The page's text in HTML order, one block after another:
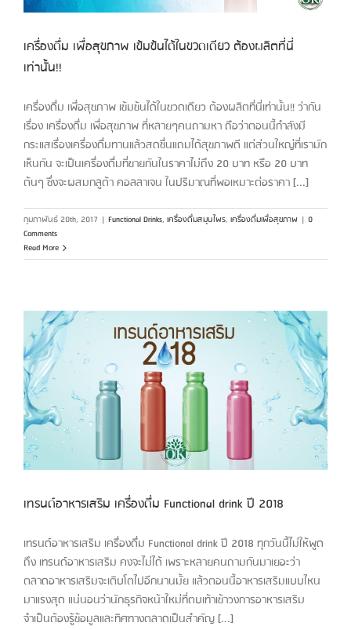
เครื่องดื่ม เพื่อสุขภาพ เข้มข้นได้ในขวดเดียว ต้องผลิตที่นี่
เท่านั้น!!
เครื่องดื่ม เพื่อสุขภาพ เข้มข้นได้ในขวดเดียว ต้องผลิตที่นี่เท่านั้น!! ว่ากัน
เรื่อง เครื่องดื่ม เพื่อสุขภาพ ที่หลายๆคนถามหา ถือว่าตอนนี้กำลังมี
กระแสเรื่องเครื่องดื่มทานแล้วสดชื่นแถมได้สุขภาพดี แต่ส่วนใหญ่ที่เรามัก
เห็นกัน จะเป็นเครื่องดื่มที่ขายกันในราคาไม่ถึง 20 บาท หรือ 20 บาท
ต้นๆ ซึ่งจะผสมกลูต้า คอลลาเจน ในปริมาณที่พอเหมาะต่อราคา [...]
กุมภาพันธ์ 20th, 2017 | Functional Drinks, เครื่องดื่มสมุนไพร, เครื่องดื่มเพื่อสุขภาพ | 0
Comments
Read More
เทรนด์อาหารเสริม เครื่องดื่ม Functional drink ปี 2018
เทรนด์อาหารเสริม เครื่องดื่ม Functional drink ปี 2018 ทุกวันนี้ไม่ให้พูด
ถึง เทรนด์อาหารเสริม คงจะไม่ได้ เพราะหลายคนถามกันมาเยอะว่า
ตลาดอาหารเสริมจะเติบโตไปอีกนานมั้ย แล้วตอนนี้อาหารเสริมแบบไหน
มาแรงสุด แน่นอนว่านักธุรกิจหน้าใหม่ที่ตบเท้าเข้าวงการอาหารเสริม
จำเป็นต้องรู้ข้อมูลและทิศทางตลาดเป็นสำคัญ [...]